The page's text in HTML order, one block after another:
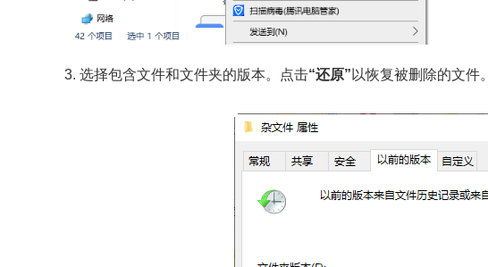
3. 选择包含文件和文件夹的版本。点击“还原” 以恢复被删除的文件。